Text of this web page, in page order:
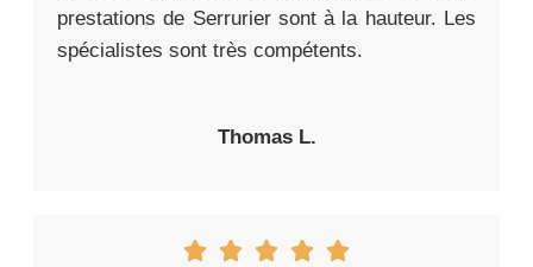
prestations de Serrurier sont à la hauteur. Les
spécialistes sont très compétents.
Thomas L.